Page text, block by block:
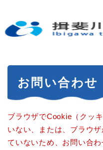
の
お問い合わせ
ブラウザでCookie（クッ
いない、または、ブラウ
ていないため、お問い合